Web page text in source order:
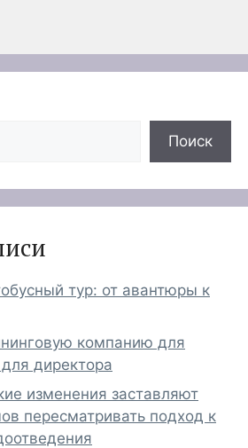
Поиск
тур: от авантюры к
компанию для
директора
изменения заставляют
пересматривать подход к